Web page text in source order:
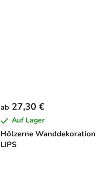
Hölzerne Wanddekoration
LIPS
ab 27,30 €
Auf Lager